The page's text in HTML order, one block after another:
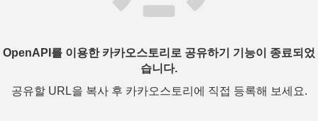
OpenAPI를 이용한 카카오스토리로 공유하기 기능이 종료되었
습니다.
공유할 URL을 복사 후 카카오스토리에 직접 등록해 보세요.